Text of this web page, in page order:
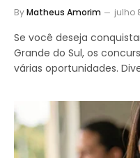
ByMatheus Amorim julho
Se você deseja
Grande do Sul, os
várias oportunidades.